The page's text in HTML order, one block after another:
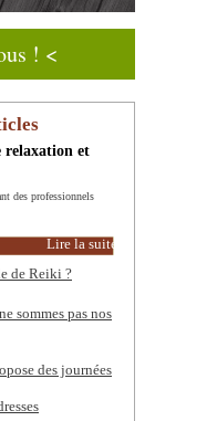
! <
relaxation et
des professionnels
Lire la suite
de Reiki ?
sommes pas nos
des journées